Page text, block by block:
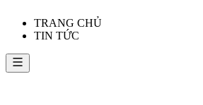
TRANG CHỦ
TIN TỨC